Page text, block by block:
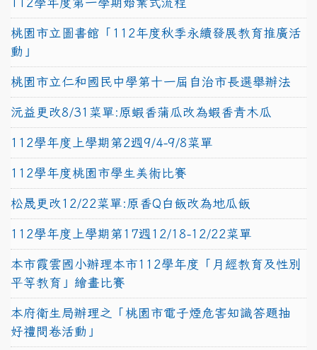
桃園市立圖書館「112年度秋季永續發展教育推廣活
動」
桃園市立仁和國民中學第十一屆自治市長選舉辦法
沅益更改8/31菜單:原蝦香蒲瓜改為蝦香青木瓜
112學年度上學期第2週9/4-9/8菜單
112學年度桃園市學生美術比賽
松晟更改12/22菜單:原香Q白飯改為地瓜飯
112學年度上學期第17週12/18-12/22菜單
本市霞雲國小辦理本市112學年度「月經教育及性別
平等教育」繪畫比賽
本府衛生局辦理之「桃園市電子煙危害知識答題抽
好禮問卷活動」